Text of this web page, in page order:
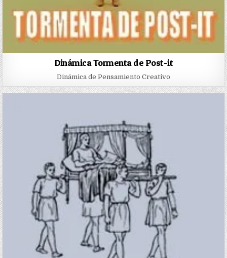
Dinámica Tormenta de Post-it
Dinámica de Pensamiento Creativo